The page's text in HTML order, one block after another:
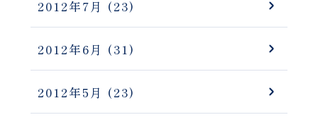
2012年7月 (23)
2012年6月 (31)
2012年5月 (23)